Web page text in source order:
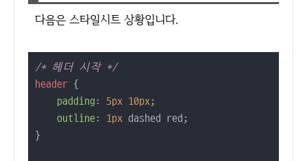
다음은 스타일시트 상황입니다.
/* 헤더 시작 */
header {
padding : 5px 10px;
outline: 1px dashed red;
}